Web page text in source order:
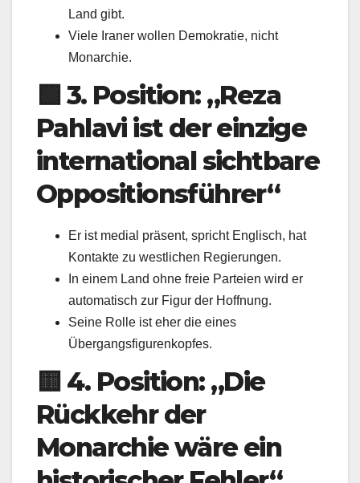
Land gibt.
Viele Iraner wollen Demokratie, nicht
Monarchie.
🟩 3. Position: „Reza
Pahlavi ist der einzige
international sichtbare
Oppositionsführer“
Er ist medial präsent, spricht Englisch, hat
Kontakte zu westlichen Regierungen.
In einem Land ohne freie Parteien wird er
automatisch zur Figur der Hoffnung.
Seine Rolle ist eher die eines
Übergangsfigurenkopfes.
🟨 4. Position: „Die
Rückkehr der
Monarchie wäre ein